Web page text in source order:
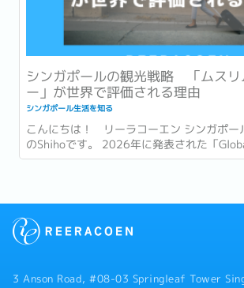
シンガポールの観光戦略 「ムスリ
ー」が世界で評価される理由
シンガポール生活を知る
こんにちは！ リーラコーエン シンガポー
のShihoです。 2026年に発表された「
Index 2026」(GMTI) というムスリム (イ
3 Anson Road, #08-03 Springleaf Tower